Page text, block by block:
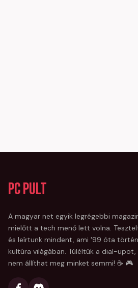
PC Pult
A magyar net egyik legrégebbi
mielőtt a tech menő lett volna.
és leírtunk mindent, ami '99 óta
kultúra világában. Túléltük a dial-
nem állíthat meg minket semmi! ☕ 🎮